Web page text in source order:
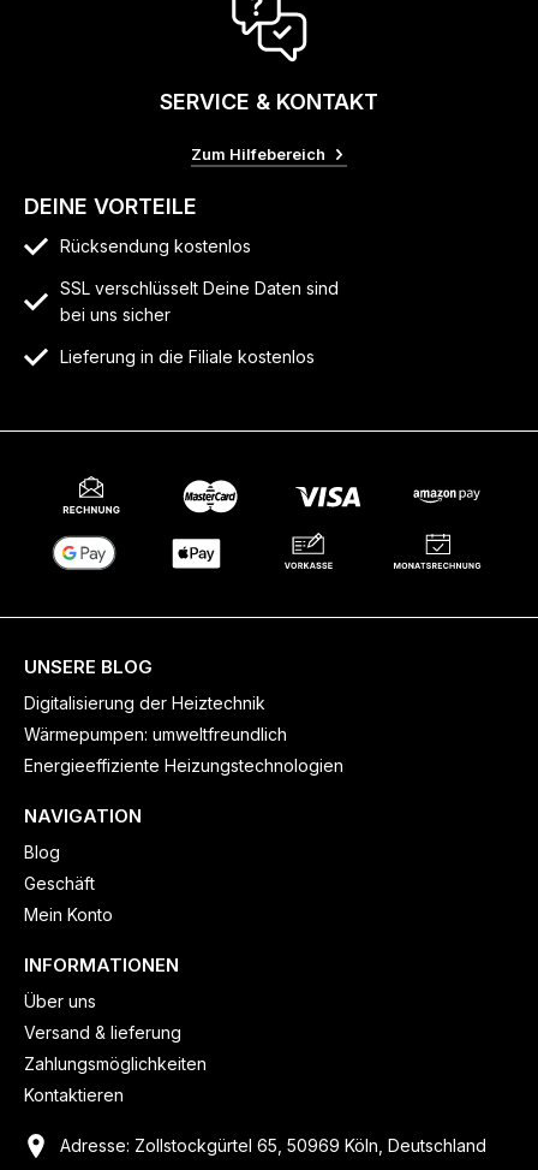
SERVICE & KONTAKT
Zum Hilfebereich
DEINE VORTEILE
Rücksendung kostenlos
SSL verschlüsselt Deine Daten sind
bei uns sicher
Lieferung in die Filiale kostenlos
UNSERE BLOG
Digitalisierung der Heiztechnik
Wärmepumpen: umweltfreundlich
Energieeffiziente Heizungstechnologien
NAVIGATION
Blog
Geschäft
Mein Konto
INFORMATIONEN
Über uns
Versand & lieferung
Zahlungsmöglichkeiten
Kontaktieren
Adresse: Zollstockgürtel 65, 50969 Köln, Deutschland